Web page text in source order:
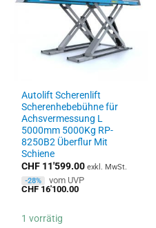
Autolift Scherenlift
Scherenhebebühne für
Achsvermessung L
5000mm 5000Kg RP-
8250B2 Überflur Mit
Schiene
CHF 11'599.00 exkl. MwSt.
-28%
vom UVP
CHF 16'100.00
1 vorrätig